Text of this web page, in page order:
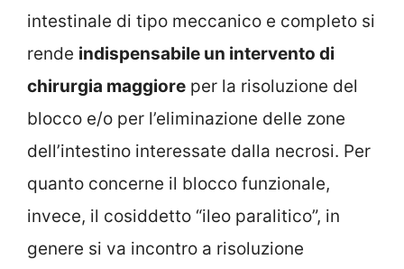
intestinale di tipo meccanico e completo si
rende indispensabile un intervento di
chirurgia maggiore per la risoluzione del
blocco e/o per l’eliminazione delle zone
dell’intestino interessate dalla necrosi. Per
quanto concerne il blocco funzionale,
invece, il cosiddetto “ileo paralitico”, in
genere si va incontro a risoluzione